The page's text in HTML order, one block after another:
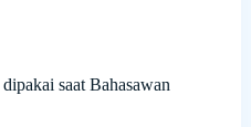
saat Bahasawan